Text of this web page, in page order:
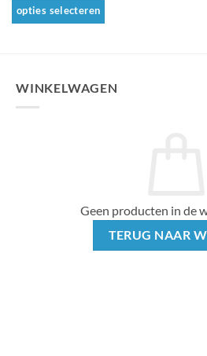
opties selecteren
variaties.
WINKELWAGEN
Geen producten in de
TERUG NAAR